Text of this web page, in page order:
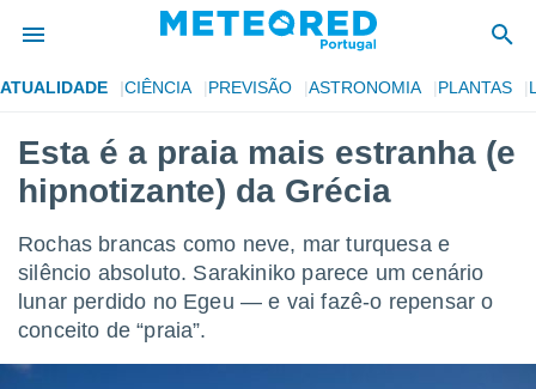
da
foi
para
fornecidas
a este
ATUALIDADE CIÊNCIA PREVISÃO ASTRONOMIA PLANTAS
Esta é a praia mais estranha (e
hipnotizante) da Grécia
Rochas brancas como neve, mar turquesa e
silêncio absoluto. Sarakiniko parece um cenário
lunar perdido no Egeu — e vai fazê-o repensar o
conceito de “praia”.